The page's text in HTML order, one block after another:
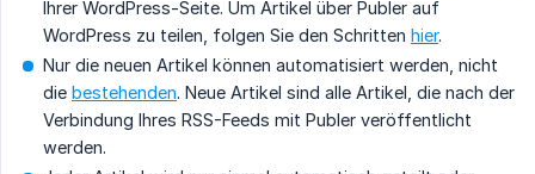
Ihrer WordPress-Seite. Um Artikel über Publer auf
WordPress zu teilen, folgen Sie den Schritten hier.
Nur die neuen Artikel können automatisiert werden, nicht
die bestehenden. Neue Artikel sind alle Artikel, die nach der
Verbindung Ihres RSS-Feeds mit Publer veröffentlicht
werden.